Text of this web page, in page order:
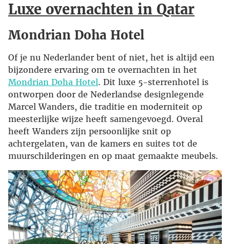
Luxe overnachten in Qatar
Mondrian Doha Hotel
Of je nu Nederlander bent of niet, het is altijd een
bijzondere ervaring om te overnachten in het
Mondrian Doha Hotel. Dit luxe 5-sterrenhotel is
ontworpen door de Nederlandse designlegende
Marcel Wanders, die traditie en moderniteit op
meesterlijke wijze heeft samengevoegd. Overal
heeft Wanders zijn persoonlijke snit op
achtergelaten, van de kamers en suites tot de
muurschilderingen en op maat gemaakte meubels.